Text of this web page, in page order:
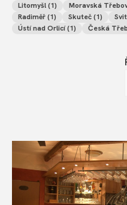
Litomyšl (1)
Moravská
Radiměř (1)
Skuteč (1)
Ústí nad Orlicí (1)
Česká